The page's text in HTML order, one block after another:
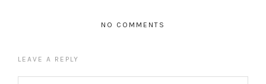
NO COMMENTS
LEAVE A REPLY